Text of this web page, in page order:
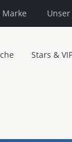
Marke Unser
Stars &